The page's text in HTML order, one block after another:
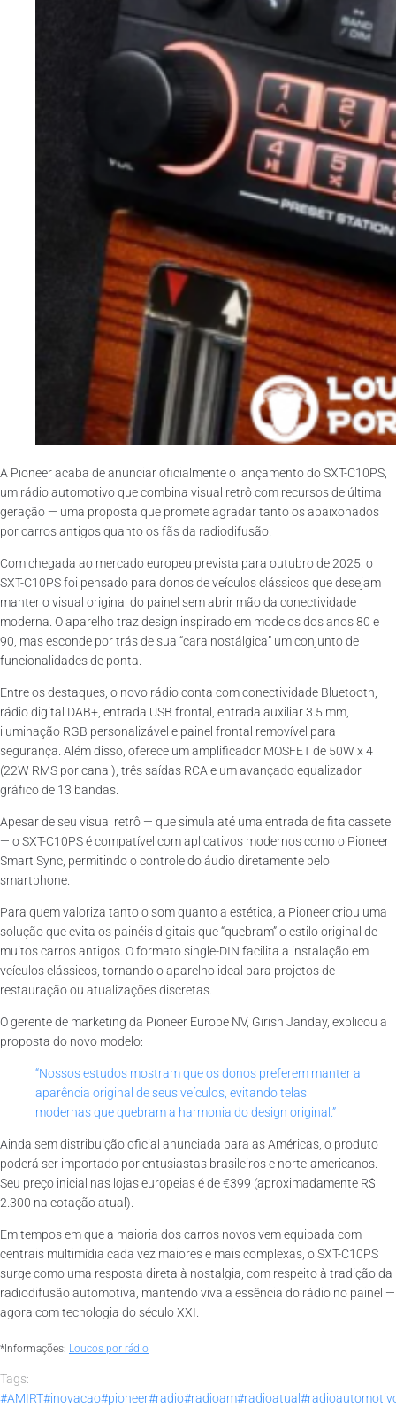
A Pioneer acaba de anunciar oficialmente o lançamento do SXT-C10PS,
um rádio automotivo que combina visual retrô com recursos de última
geração — uma proposta que promete agradar tanto os apaixonados
por carros antigos quanto os fãs da radiodifusão.
Com chegada ao mercado europeu prevista para outubro de 2025, o
SXT-C10PS foi pensado para donos de veículos clássicos que desejam
manter o visual original do painel sem abrir mão da conectividade
moderna. O aparelho traz design inspirado em modelos dos anos 80 e
90, mas esconde por trás de sua “cara nostálgica” um conjunto de
funcionalidades de ponta.
Entre os destaques, o novo rádio conta com conectividade Bluetooth,
rádio digital DAB+, entrada USB frontal, entrada auxiliar 3.5 mm,
iluminação RGB personalizável e painel frontal removível para
segurança. Além disso, oferece um amplificador MOSFET de 50W x 4
(22W RMS por canal), três saídas RCA e um avançado equalizador
gráfico de 13 bandas.
Apesar de seu visual retrô — que simula até uma entrada de fita cassete
— o SXT-C10PS é compatível com aplicativos modernos como o Pioneer
Smart Sync, permitindo o controle do áudio diretamente pelo
smartphone.
Para quem valoriza tanto o som quanto a estética, a Pioneer criou uma
solução que evita os painéis digitais que “quebram” o estilo original de
muitos carros antigos. O formato single-DIN facilita a instalação em
veículos clássicos, tornando o aparelho ideal para projetos de
restauração ou atualizações discretas.
O gerente de marketing da Pioneer Europe NV, Girish Janday, explicou a
proposta do novo modelo:
“Nossos estudos mostram que os donos preferem manter a
aparência original de seus veículos, evitando telas
modernas que quebram a harmonia do design original.”
Ainda sem distribuição oficial anunciada para as Américas, o produto
poderá ser importado por entusiastas brasileiros e norte-americanos.
Seu preço inicial nas lojas europeias é de €399 (aproximadamente R$
2.300 na cotação atual).
Em tempos em que a maioria dos carros novos vem equipada com
centrais multimídia cada vez maiores e mais complexas, o SXT-C10PS
surge como uma resposta direta à nostalgia, com respeito à tradição da
radiodifusão automotiva, mantendo viva a essência do rádio no painel —
agora com tecnologia do século XXI.
*Informações: Loucos por rádio
Tags:
#AMIRT#inovacao#pioneer#radio#radioam#radioatual